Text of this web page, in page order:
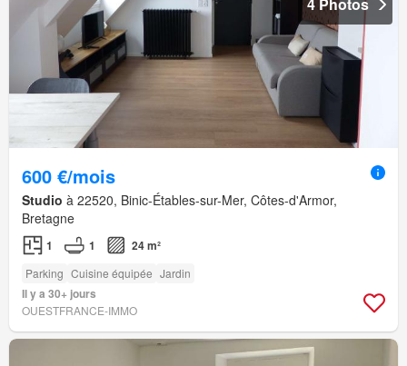
4 Photos
600 €/mois
Studio à 22520, Binic-Étables-sur-Mer, Côtes-d'Armor,
Bretagne
1 1 24 m²
Parking Cuisine équipée Jardin
Il y a 30+ jours
OUESTFRANCE-IMMO